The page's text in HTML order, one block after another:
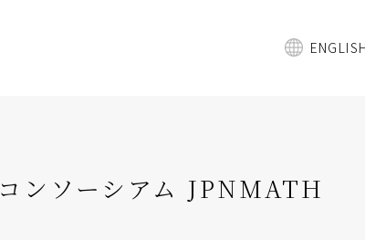
ENGLISH
コンソーシアム JPNMATH